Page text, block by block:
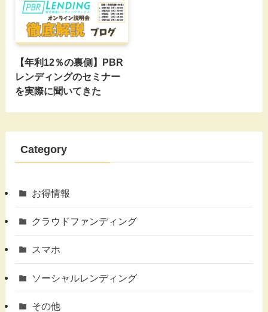
【年利12％の裏側】PBR
レンディングのセミナー
を実際に聞いてきた
Category
お得情報
クラウドファンディング
スマホ
ソーシャルレンディング
その他